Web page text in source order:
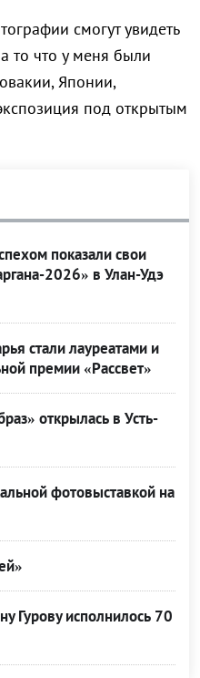
смогут увидеть
то что у меня были
Японии,
под открытым
показали свои
2026» в Улан-Удэ
стали лауреатами и
премии «Рассвет»
открылась в Усть-
фотовыставкой на
Гурову исполнилось 70